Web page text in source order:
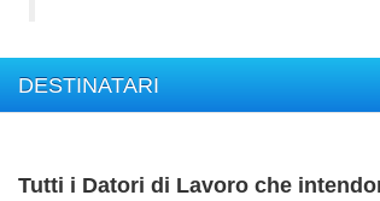
DESTINATARI
Tutti i Datori di Lavoro che